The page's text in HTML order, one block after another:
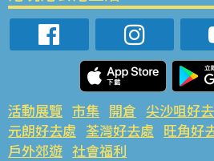
活動展覽 市集 開倉 尖沙咀好
元朗好去處 荃灣好去處 旺角好
戶外郊遊 社會福利